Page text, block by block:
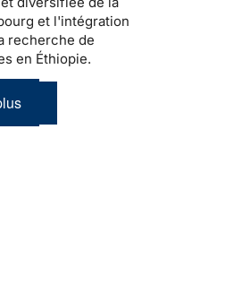
et l'intégration
recherche de
en Éthiopie.